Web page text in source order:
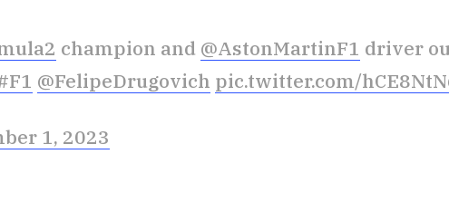
champion and @AstonMartinF1 driver
@FelipeDrugovich pic.twitter.com/
1, 2023